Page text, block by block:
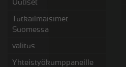
Uutiset
Tutkailmaisimet
Suomessa
valitus
Yhteistyökumppaneille